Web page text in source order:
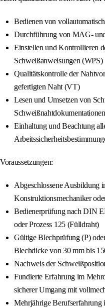
Bedienen von
Durchführung von MAG-
Einstellen und Kontrollieren
Schweißanweisungen (WPS)
Qualitätskontrolle der
gefertigten Naht (VT)
Lesen und Umsetzen von
Schweißnahtdokumentationen
Einhaltung und Beachtung
Voraussetzungen:
Abgeschlossene Ausbildung
Konstruktionsmechaniker
Bedienerprüfung nach DIN
oder Prozess 125 (Fülldraht)
Gültige Blechprüfung (P)
Blechdicke von 30 mm bis
Nachweis der
Fundierte Erfahrung im
sicherer Umgang mit
Mehrjährige Berufserfahrung